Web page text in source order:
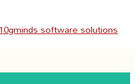
software solutions